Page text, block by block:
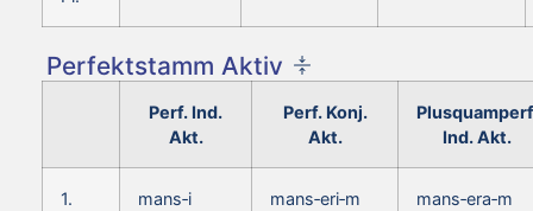
Perfektstamm Aktiv
Perf. Ind.
Akt.
Perf. Konj.
Akt.
Ind. Akt.
1.
mans‑i mans‑eri‑m mans‑era‑m